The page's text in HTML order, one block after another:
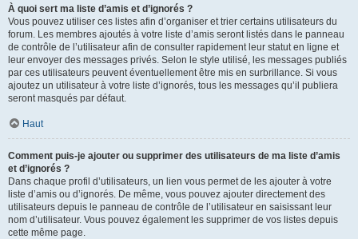
À quoi sert ma liste d’amis et d’ignorés ?
Vous pouvez utiliser ces listes afin d’organiser et trier certains utilisateurs du
forum. Les membres ajoutés à votre liste d’amis seront listés dans le panneau
de contrôle de l’utilisateur afin de consulter rapidement leur statut en ligne et
leur envoyer des messages privés. Selon le style utilisé, les messages publiés
par ces utilisateurs peuvent éventuellement être mis en surbrillance. Si vous
ajoutez un utilisateur à votre liste d’ignorés, tous les messages qu’il publiera
seront masqués par défaut.
Haut
Comment puis-je ajouter ou supprimer des utilisateurs de ma liste d’amis
et d’ignorés ?
Dans chaque profil d’utilisateurs, un lien vous permet de les ajouter à votre
liste d’amis ou d’ignorés. De même, vous pouvez ajouter directement des
utilisateurs depuis le panneau de contrôle de l’utilisateur en saisissant leur
nom d’utilisateur. Vous pouvez également les supprimer de vos listes depuis
cette même page.